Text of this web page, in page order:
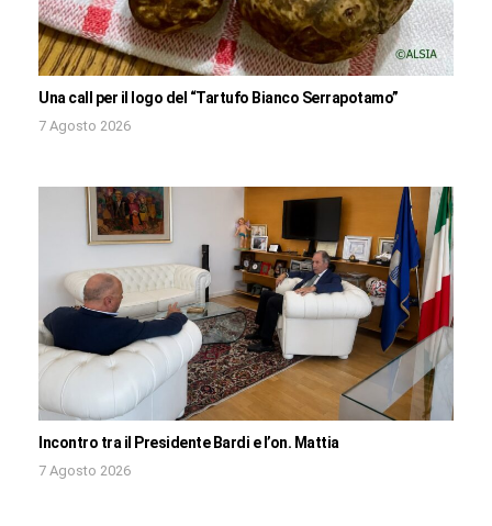
Una call per il logo del “Tartufo Bianco Serrapotamo”
7 Agosto 2026
Incontro tra il Presidente Bardi e l’on. Mattia
7 Agosto 2026